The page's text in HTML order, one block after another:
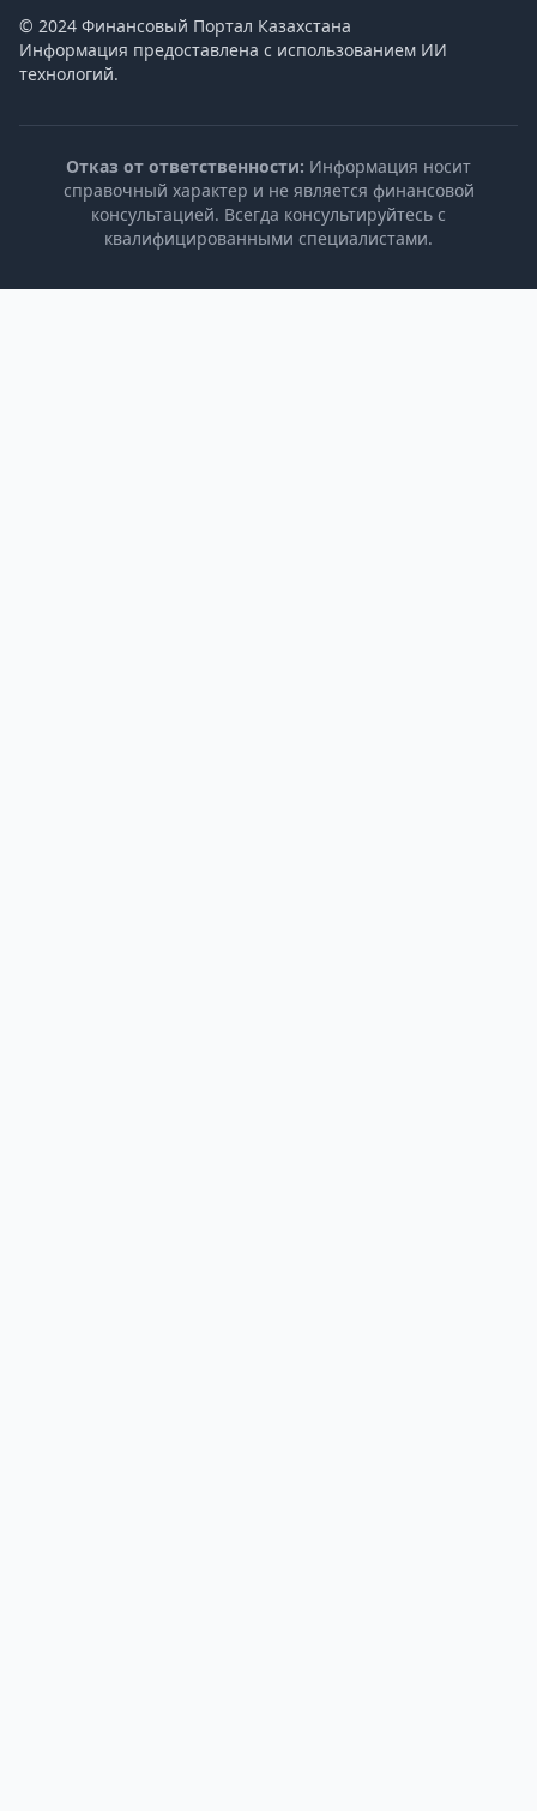
© 2024 Финансовый Портал Казахстана
Информация предоставлена с использованием ИИ
технологий.
Отказ от ответственности: Информация носит
справочный характер и не является финансовой
консультацией. Всегда консультируйтесь с
квалифицированными специалистами.